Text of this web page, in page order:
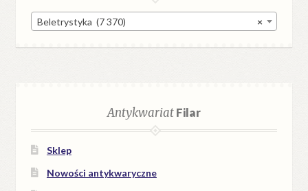
×
Beletrystyka (7 370)
AntykwariatFilar
Sklep
Nowości antykwaryczne